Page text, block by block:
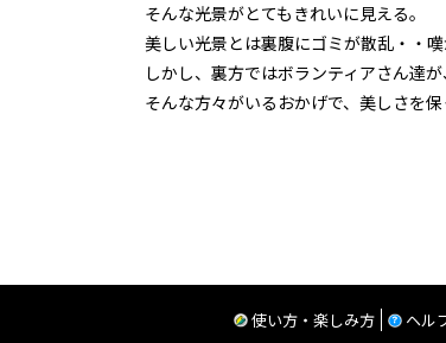
そんな光景がとてもきれいに見える。
美しい光景とは裏腹にゴミが散乱・・嘆
しかし、裏方ではボランティアさん達
そんな方々がいるおかげで、美しさを保
使い方・楽しみ方 ヘル